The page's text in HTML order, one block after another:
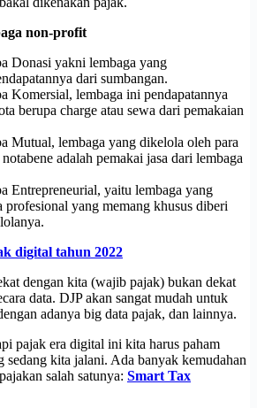
non-profit
Donasi yakni lembaga yang
dari sumbangan.
Komersial, lembaga ini pendapatannya
berupa charge atau sewa dari pemakaian
Mutual, lembaga yang dikelola oleh para
adalah pemakai jasa dari lembaga
Entrepreneurial, yaitu lembaga yang
profesional yang memang khusus diberi
digital tahun 2022
dengan kita (wajib pajak) bukan dekat
data. DJP akan sangat mudah untuk
adanya big data pajak, dan lainnya.
pajak era digital ini kita harus paham
sedang kita jalani. Ada banyak kemudahan
salah satunya: Smart Tax